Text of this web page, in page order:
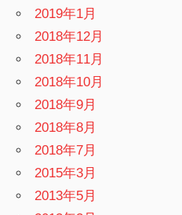
2019年1月
2018年12月
2018年11月
2018年10月
2018年9月
2018年8月
2018年7月
2015年3月
2013年5月